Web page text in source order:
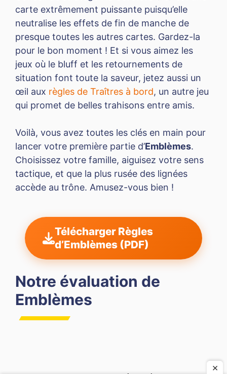
carte extrêmement puissante puisqu’elle
neutralise les effets de fin de manche de
presque toutes les autres cartes. Gardez-la
pour le bon moment ! Et si vous aimez les
jeux où le bluff et les retournements de
situation font toute la saveur, jetez aussi un
œil aux règles de Traîtres à bord, un autre jeu
qui promet de belles trahisons entre amis.
Voilà, vous avez toutes les clés en main pour
lancer votre première partie d’Emblèmes.
Choisissez votre famille, aiguisez votre sens
tactique, et que la plus rusée des lignées
accède au trône. Amusez-vous bien !
Télécharger Règles
d’Emblèmes (PDF)
Notre évaluation de
Emblèmes
×